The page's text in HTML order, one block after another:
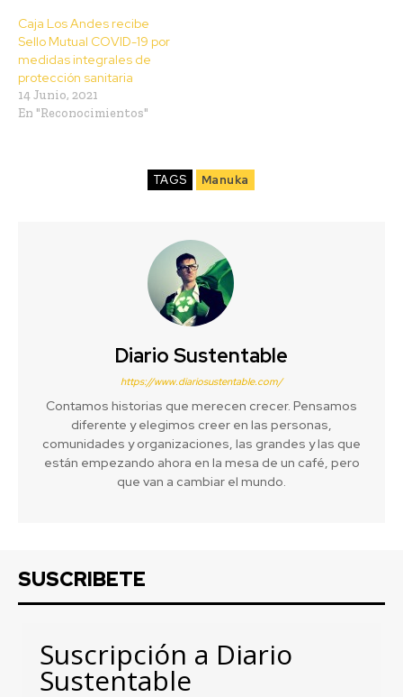
Caja Los Andes recibe
Sello Mutual COVID-19 por
medidas integrales de
protección sanitaria
14 Junio, 2021
En "Reconocimientos"
TAGS Manuka
Diario Sustentable
https://www.diariosustentable.com/
Contamos historias que merecen crecer. Pensamos
diferente y elegimos creer en las personas,
comunidades y organizaciones, las grandes y las que
están empezando ahora en la mesa de un café, pero
que van a cambiar el mundo.
SUSCRIBETE
Suscripción a Diario
Sustentable